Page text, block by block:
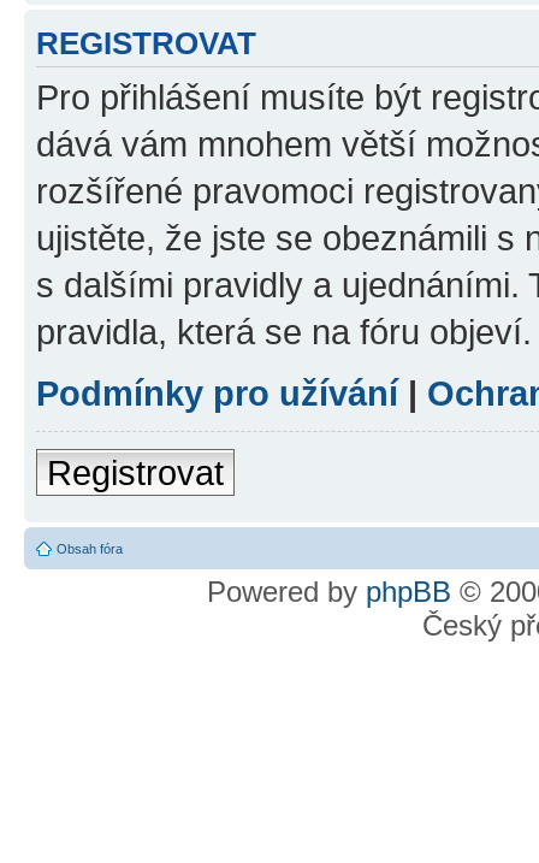
REGISTROVAT
Pro přihlášení musíte být
dává vám mnohem větší
rozšířené pravomoci
ujistěte, že jste se obeznámili s
s dalšími pravidly a ujednáními.
pravidla, která se na fóru objeví.
Podmínky pro užívání|
Registrovat
Obsah fóra
Powered by phpBB ©
Český